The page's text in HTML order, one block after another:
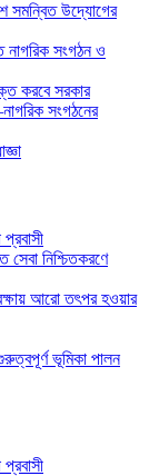
সমন্বিত উদ্যোগের
নাগরিক সংগঠন ও
করবে সরকার
সংগঠনের
নিশ্চিতকরণে
আরো তৎপর হওয়ার
গুরুত্বপূর্ণ ভূমিকা পালন